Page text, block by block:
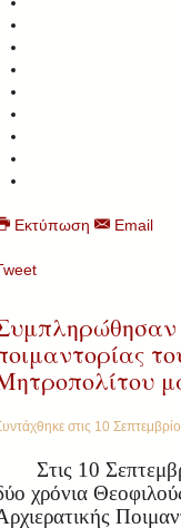
Εκτύπωση Email
στις 10
Στις 10
χρόνια